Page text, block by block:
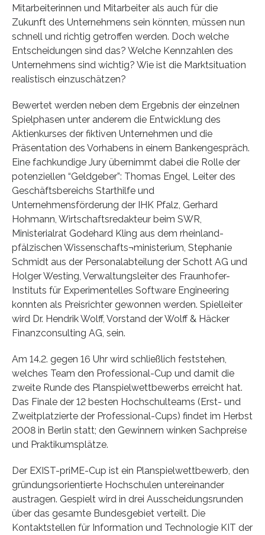
Mitarbeiterinnen und Mitarbeiter als auch für die
Zukunft des Unternehmens sein könnten, müssen nun
schnell und richtig getroffen werden. Doch welche
Entscheidungen sind das? Welche Kennzahlen des
Unternehmens sind wichtig? Wie ist die Marktsituation
realistisch einzuschätzen?
Bewertet werden neben dem Ergebnis der einzelnen
Spielphasen unter anderem die Entwicklung des
Aktienkurses der fiktiven Unternehmen und die
Präsentation des Vorhabens in einem Bankengespräch.
Eine fachkundige Jury übernimmt dabei die Rolle der
potenziellen “Geldgeber”: Thomas Engel, Leiter des
Geschäftsbereichs Starthilfe und
Unternehmensförderung der IHK Pfalz, Gerhard
Hohmann, Wirtschaftsredakteur beim SWR,
Ministerialrat Godehard Kling aus dem rheinland-
pfälzischen Wissenschafts¬ministerium, Stephanie
Schmidt aus der Personalabteilung der Schott AG und
Holger Westing, Verwaltungsleiter des Fraunhofer-
Instituts für Experimentelles Software Engineering
konnten als Preisrichter gewonnen werden. Spielleiter
wird Dr. Hendrik Wolff, Vorstand der Wolff & Häcker
Finanzconsulting AG, sein.
Am 14.2. gegen 16 Uhr wird schließlich feststehen,
welches Team den Professional-Cup und damit die
zweite Runde des Planspielwettbewerbs erreicht hat.
Das Finale der 12 besten Hochschulteams (Erst- und
Zweitplatzierte der Professional-Cups) findet im Herbst
2008 in Berlin statt; den Gewinnern winken Sachpreise
und Praktikumsplätze.
Der EXIST-priME-Cup ist ein Planspielwettbewerb, den
gründungsorientierte Hochschulen untereinander
austragen. Gespielt wird in drei Ausscheidungsrunden
über das gesamte Bundesgebiet verteilt. Die
Kontaktstellen für Information und Technologie KIT der